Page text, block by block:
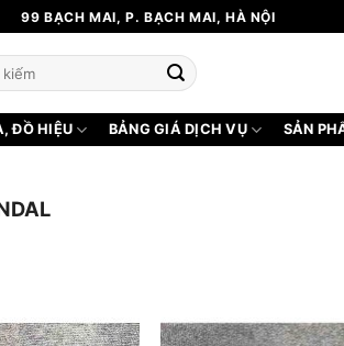
99 BẠCH MAI, P. BẠCH MAI, HÀ NỘI
ĐỒ HIỆU BẢNG GIÁ DỊCH VỤ SẢN